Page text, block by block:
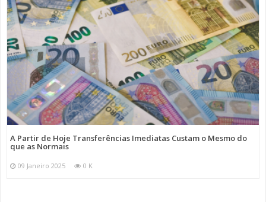
A Partir de Hoje Transferências Imediatas Custam o Mesmo do
que as Normais
09 Janeiro 2025 0 K